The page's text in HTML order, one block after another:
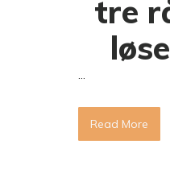
tre
...
Read More